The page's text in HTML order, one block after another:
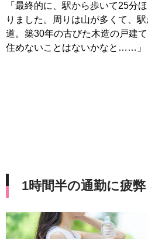
「最終的に、駅から歩いて25分
りました。周りは山が多くて、
道。築30年の古びた木造の戸建
住めないことはないかなと……」
1時間半の通勤に疲弊